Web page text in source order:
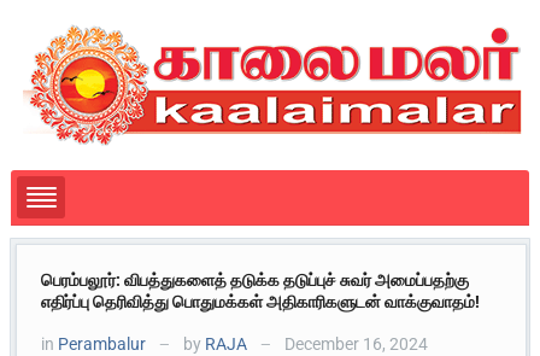
பெரம்பலூர்: விபத்துகளைத் தடுக்க தடுப்புச் சுவர் அமைப்பதற்கு
எதிர்ப்பு தெரிவித்து பொதுமக்கள் அதிகாரிகளுடன் வாக்குவாதம்!
in Perambalur — by RAJA — December 16, 2024